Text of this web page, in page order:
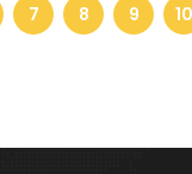
7 8 9 10